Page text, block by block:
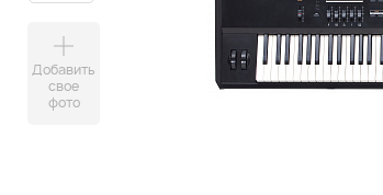
Добавить
свое
фото